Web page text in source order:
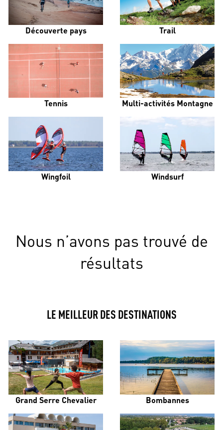
Découverte pays Trail
Tennis Multi-activités Montagne
Wingfoil Windsurf
Nous n’avons pas trouvé de
résultats
LE MEILLEUR DES DESTINATIONS
Grand Serre Chevalier Bombannes